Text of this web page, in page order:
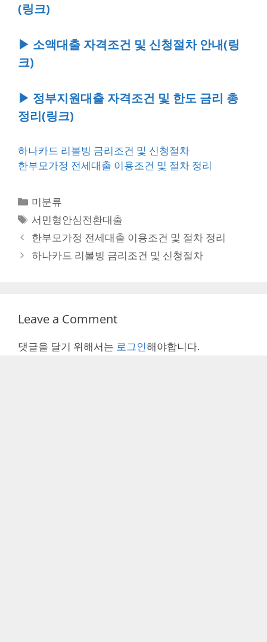
(링크)
▶ 소액대출 자격조건 및 신청절차 안내(링
크)
▶ 정부지원대출 자격조건 및 한도 금리 총
정리(링크)
하나카드 리볼빙 금리조건 및 신청절차
한부모가정 전세대출 이용조건 및 절차 정리
Categories
미분류
Tags
서민형안심전환대출
Post
navigation
한부모가정 전세대출 이용조건 및 절차 정리
하나카드 리볼빙 금리조건 및 신청절차
Leave a Comment
댓글을 달기 위해서는 로그인해야합니다.